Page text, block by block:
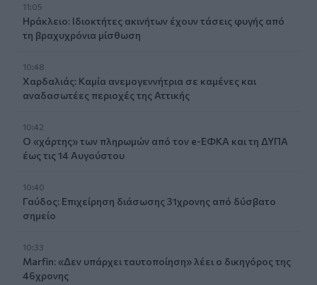
11:05
Ηράκλειο: Ιδιοκτήτες ακινήτων έχουν τάσεις φυγής από
τη βραχυχρόνια μίσθωση
10:48
Χαρδαλιάς: Καμία ανεμογεννήτρια σε καμένες και
αναδασωτέες περιοχές της Αττικής
10:42
Ο «χάρτης» των πληρωμών από τον e-ΕΦΚΑ και τη ΔΥΠΑ
έως τις 14 Αυγούστου
10:40
Γαύδος: Επιχείρηση διάσωσης 31χρονης από δύσβατο
σημείο
10:33
Marfin: «Δεν υπάρχει ταυτοποίηση» λέει ο δικηγόρος της
46χρονης